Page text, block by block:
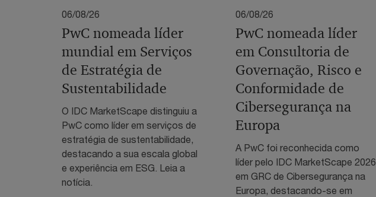
06/08/26
PwC nomeada líder
mundial em Serviços
de Estratégia de
Sustentabilidade
O IDC MarketScape distinguiu a
PwC como líder em serviços de
estratégia de sustentabilidade,
destacando a sua escala global
e experiência em ESG. Leia a
notícia.
06/08/26
PwC nomeada líder
em Consultoria de
Governação, Risco e
Conformidade de
Cibersegurança na
Europa
A PwC foi reconhecida como
líder pelo IDC MarketScape 2026
em GRC de Cibersegurança na
Europa, destacando-se em